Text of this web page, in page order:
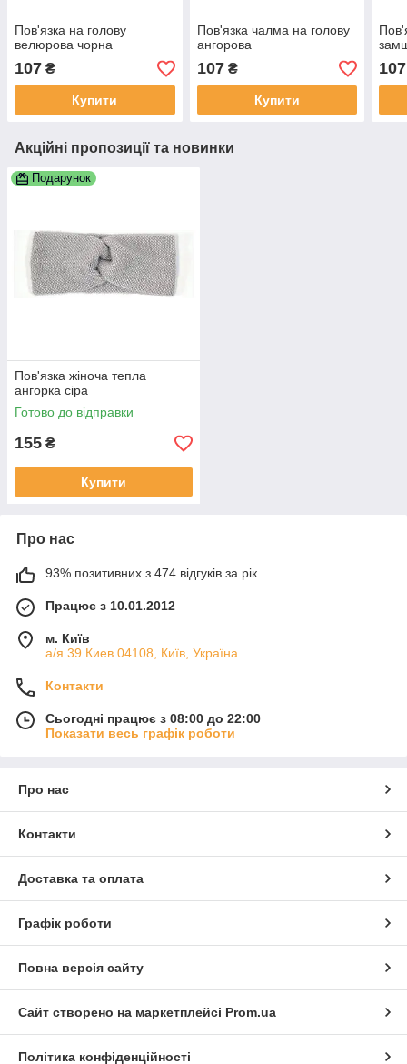
Пов'язка на голову
велюрова чорна
107 ₴
Купити
Пов'язка чалма на голову
ангорова
107₴
Купити
107
Акційні пропозиції та новинки
Подарунок
Пов'язка жіноча тепла
ангорка сіра
Готово до відправки
155 ₴
Купити
Про нас
93% позитивних з 474 відгуків за рік
Працює з 10.01.2012
м. Київ
а/я 39 Киев 04108, Київ, Україна
Контакти
Сьогодні працює з 08:00 до 22:00
Показати весь графік роботи
Про нас
Контакти
Доставка та оплата
Графік роботи
Повна версія сайту
Сайт створено на маркетплейсі Prom.ua
Політика конфіденційності